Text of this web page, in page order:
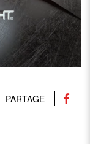
PARTAGE